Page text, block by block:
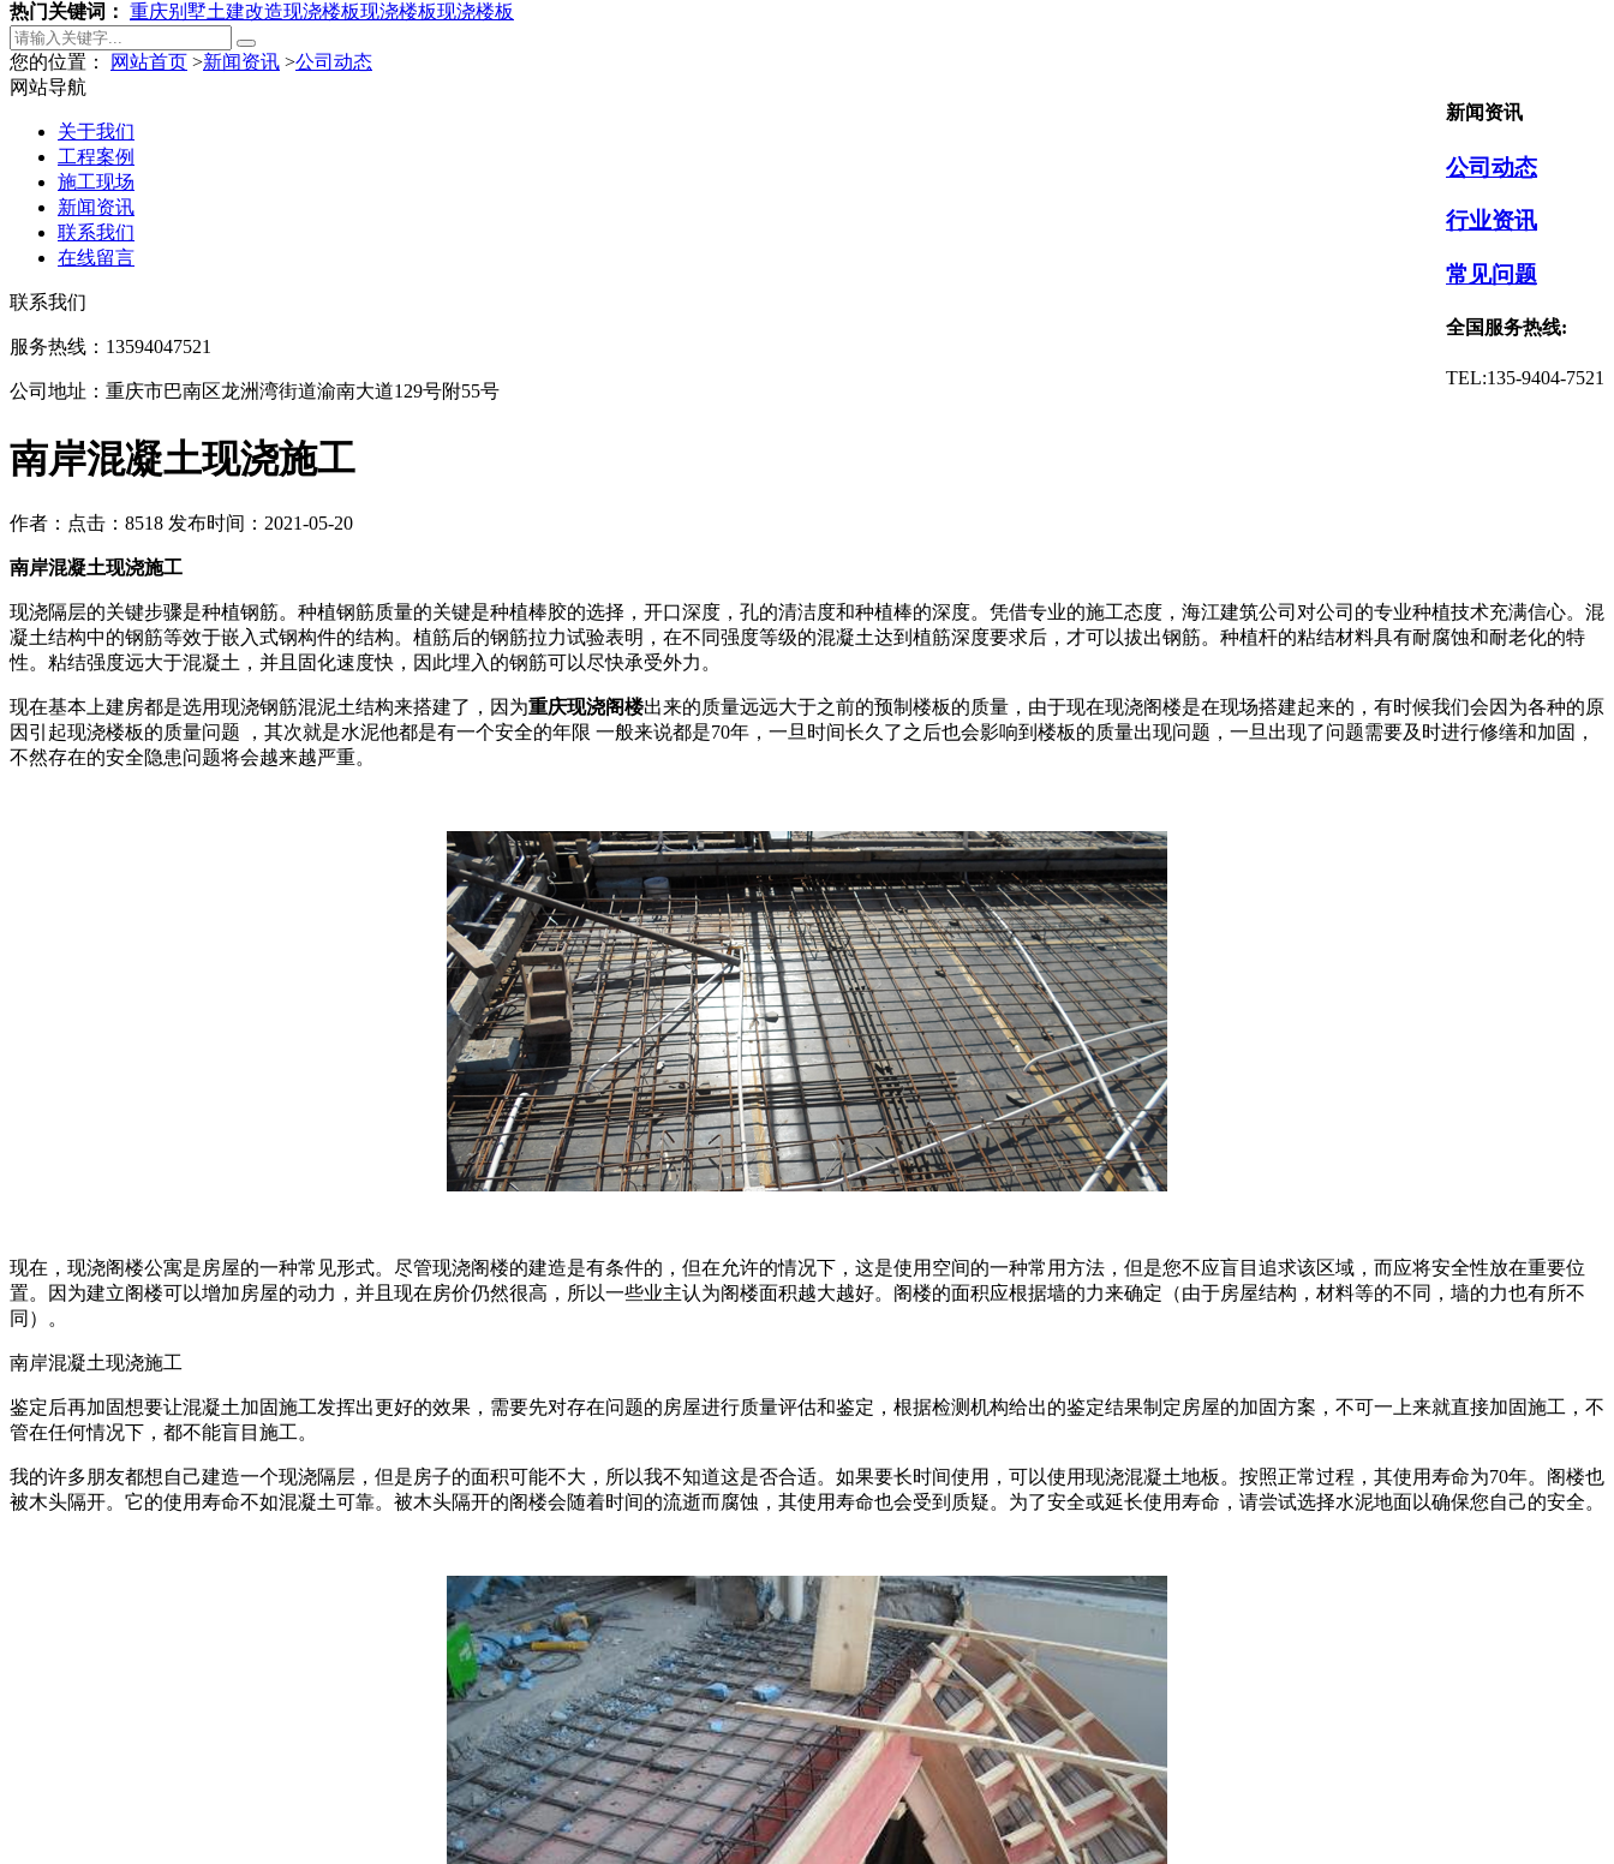
热门关键词： 重庆别墅土建改造现浇楼板现浇楼板现浇楼板
您的位置： 网站首页 >新闻资讯 >公司动态
新闻资讯
公司动态
行业资讯
常见问题
全国服务热线:
TEL:135-9404-7521
南岸混凝土现浇施工
作者： 点击：8518 发布时间：2021-05-20
南岸混凝土现浇施工
现浇隔层的关键步骤是种植钢筋。种植钢筋质量的关键是种植棒胶的选择，开口深度，孔的清洁度和种植棒的深度。凭借专业的施工态度，海江建筑公司对公司的专业种植技术充满信心。混
凝土结构中的钢筋等效于嵌入式钢构件的结构。植筋后的钢筋拉力试验表明，在不同强度等级的混凝土达到植筋深度要求后，才可以拔出钢筋。种植杆的粘结材料具有耐腐蚀和耐老化的特
性。粘结强度远大于混凝土，并且固化速度快，因此埋入的钢筋可以尽快承受外力。
现在基本上建房都是选用现浇钢筋混泥土结构来搭建了，因为重庆现浇阁楼出来的质量远远大于之前的预制楼板的质量，由于现在现浇阁楼是在现场搭建起来的，有时候我们会因为各种的原
因引起现浇楼板的质量问题 ，其次就是水泥他都是有一个安全的年限 一般来说都是70年，一旦时间长久了之后也会影响到楼板的质量出现问题，一旦出现了问题需要及时进行修缮和加固，
不然存在的安全隐患问题将会越来越严重。
现在，现浇阁楼公寓是房屋的一种常见形式。尽管现浇阁楼的建造是有条件的，但在允许的情况下，这是使用空间的一种常用方法，但是您不应盲目追求该区域，而应将安全性放在重要位
置。因为建立阁楼可以增加房屋的动力，并且现在房价仍然很高，所以一些业主认为阁楼面积越大越好。阁楼的面积应根据墙的力来确定（由于房屋结构，材料等的不同，墙的力也有所不
同）。
南岸混凝土现浇施工
鉴定后再加固想要让混凝土加固施工发挥出更好的效果，需要先对存在问题的房屋进行质量评估和鉴定，根据检测机构给出的鉴定结果制定房屋的加固方案，不可一上来就直接加固施工，不
管在任何情况下，都不能盲目施工。
我的许多朋友都想自己建造一个现浇隔层，但是房子的面积可能不大，所以我不知道这是否合适。如果要长时间使用，可以使用现浇混凝土地板。按照正常过程，其使用寿命为70年。阁楼也
被木头隔开。它的使用寿命不如混凝土可靠。被木头隔开的阁楼会随着时间的流逝而腐蚀，其使用寿命也会受到质疑。为了安全或延长使用寿命，请尝试选择水泥地面以确保您自己的安全。
网站导航
关于我们
工程案例
施工现场
新闻资讯
联系我们
在线留言
联系我们
服务热线：13594047521
公司地址：重庆市巴南区龙洲湾街道渝南大道129号附55号